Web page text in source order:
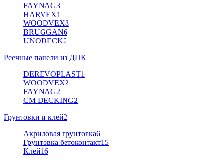
FAYNAG3
HARVEX1
WOODVEX8
BRUGGAN6
UNODECK2
Реечные панели из ДПК
DEREVOPLAST1
WOODVEX2
FAYNAG2
CM DECKING2
Грунтовки и клей2
Акриловая грунтовка6
Грунтовка бетоконтакт15
Клей16